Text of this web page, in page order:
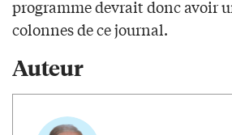
programme devrait donc avoir
colonnes de ce journal.
Auteur